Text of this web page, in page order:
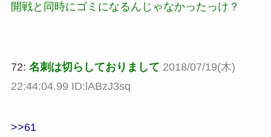
開戦と同時にゴミになるんじゃなかったっけ？
72: 名刺は切らしておりまして 2018/07/19(木)
22:44:04.99 ID:lABzJ3sq
>>61